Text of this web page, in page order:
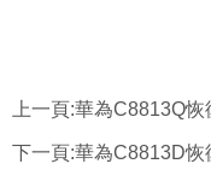
上一頁:華為C8813Q恢
下一頁:華為C8813D恢